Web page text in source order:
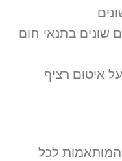
שונים בתנאי חום
איטום רציף
לכל